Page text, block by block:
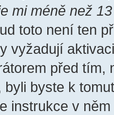
mi méně než
toto není ten
vyžadují
před tím,
byli byste k
instrukce v